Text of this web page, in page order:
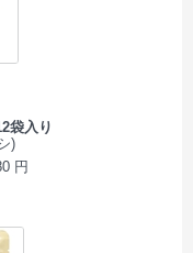
袋入り
)
円